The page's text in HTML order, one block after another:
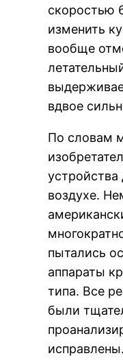
скоростью
изменить
вообще
вдвое
По словам
устройства
воздухе.
пытались
аппараты
типа. Все
были